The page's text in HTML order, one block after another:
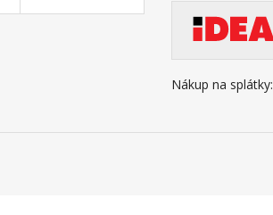
Nákup na splátky: